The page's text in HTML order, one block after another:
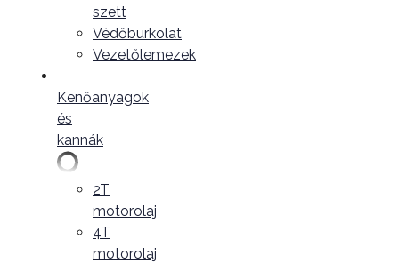
szett
Védőburkolat
Vezetőlemezek
Kenőanyagok
és
kannák
2T
motorolaj
4T
motorolaj